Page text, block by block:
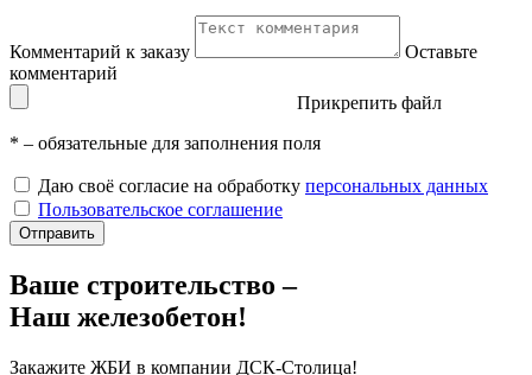
Комментарий к заказу
Оставьте
комментарий
Прикрепить файл
* – обязательные для заполнения поля
Даю своё согласие на обработку персональных данных
Пользовательское соглашение
Отправить
Ваше строительство –
Наш железобетон!
Закажите ЖБИ в компании ДСК-Столица!